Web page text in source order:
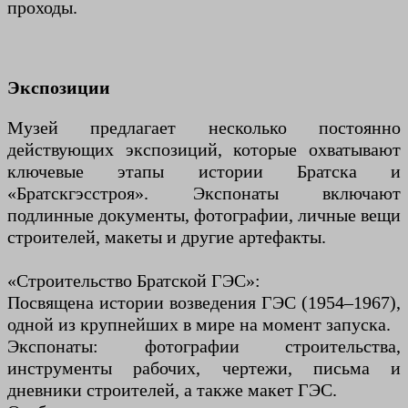
проходы.
Экспозиции
Музей предлагает несколько постоянно
действующих экспозиций, которые охватывают
ключевые этапы истории Братска и
«Братскгэсстроя». Экспонаты включают
подлинные документы, фотографии, личные вещи
строителей, макеты и другие артефакты.
«Строительство Братской ГЭС»:
Посвящена истории возведения ГЭС (1954–1967),
одной из крупнейших в мире на момент запуска.
Экспонаты: фотографии строительства,
инструменты рабочих, чертежи, письма и
дневники строителей, а также макет ГЭС.